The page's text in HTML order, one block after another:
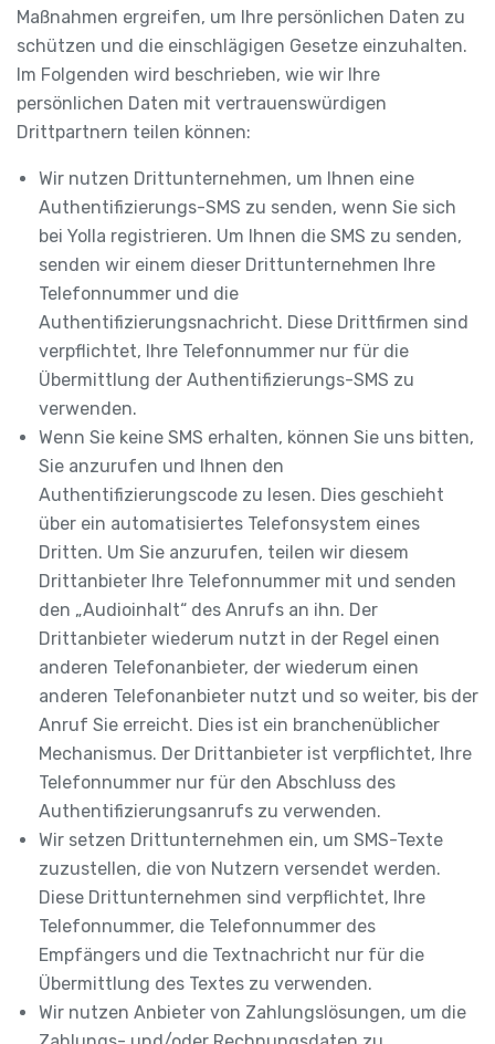
Maßnahmen ergreifen, um Ihre persönlichen Daten zu
schützen und die einschlägigen Gesetze einzuhalten.
Im Folgenden wird beschrieben, wie wir Ihre
persönlichen Daten mit vertrauenswürdigen
Drittpartnern teilen können:
Wir nutzen Drittunternehmen, um Ihnen eine
Authentifizierungs-SMS zu senden, wenn Sie sich
bei Yolla registrieren. Um Ihnen die SMS zu senden,
senden wir einem dieser Drittunternehmen Ihre
Telefonnummer und die
Authentifizierungsnachricht. Diese Drittfirmen sind
verpflichtet, Ihre Telefonnummer nur für die
Übermittlung der Authentifizierungs-SMS zu
verwenden.
Wenn Sie keine SMS erhalten, können Sie uns bitten,
Sie anzurufen und Ihnen den
Authentifizierungscode zu lesen. Dies geschieht
über ein automatisiertes Telefonsystem eines
Dritten. Um Sie anzurufen, teilen wir diesem
Drittanbieter Ihre Telefonnummer mit und senden
den „Audioinhalt“ des Anrufs an ihn. Der
Drittanbieter wiederum nutzt in der Regel einen
anderen Telefonanbieter, der wiederum einen
anderen Telefonanbieter nutzt und so weiter, bis der
Anruf Sie erreicht. Dies ist ein branchenüblicher
Mechanismus. Der Drittanbieter ist verpflichtet, Ihre
Telefonnummer nur für den Abschluss des
Authentifizierungsanrufs zu verwenden.
Wir setzen Drittunternehmen ein, um SMS-Texte
zuzustellen, die von Nutzern versendet werden.
Diese Drittunternehmen sind verpflichtet, Ihre
Telefonnummer, die Telefonnummer des
Empfängers und die Textnachricht nur für die
Übermittlung des Textes zu verwenden.
Wir nutzen Anbieter von Zahlungslösungen, um die